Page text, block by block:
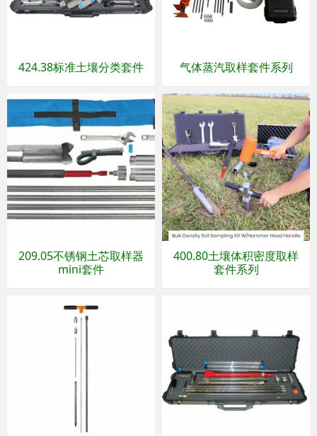
424.38标准土壤分类套件 气体蒸汽取样套件系列
209.05不锈钢土芯取样器
mini套件
400.80土壤体积密度取样
套件系列